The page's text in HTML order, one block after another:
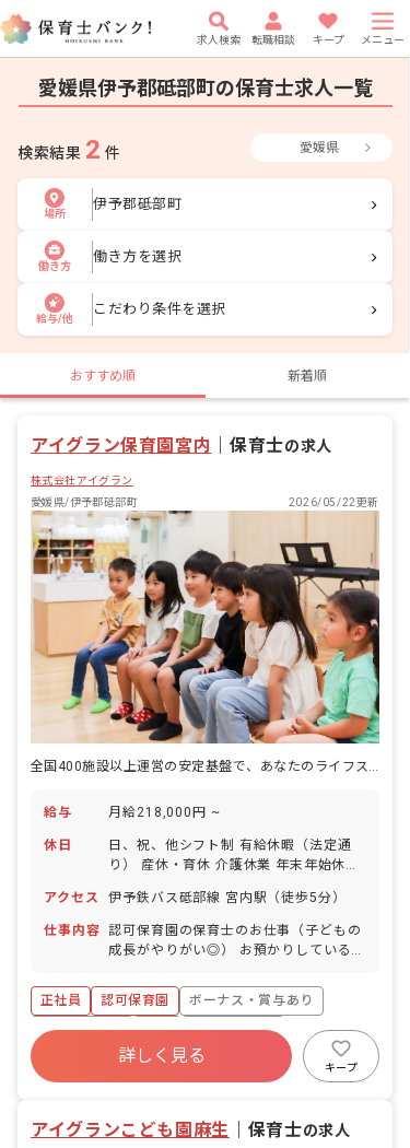
求人検索 転職相談 キープ メニュー
愛媛県伊予郡砥部町の保育士求人一覧
検索結果 2 件 愛媛県
場所
伊予郡砥部町
働き方
働き方を選択
給与/他
こだわり条件を選択
おすすめ順 新着順
アイグラン保育園宮内 ｜保育士の求人
株式会社アイグラン
愛媛県/伊予郡砥部町
2026/05/22更新
全国400施設以上運営の安定基盤で、あなたのライフステージに寄り添う
給与 月給218,000円 ~
休日
日、祝、他シフト制 有給休暇（法定通
り） 産休・育休 介護休業 年末年始休暇
能性有
アクセス 伊予鉄バス砥部線 宮内駅（徒歩5分）
仕事内容 認可保育園の保育士のお仕事（子どもの
成長がやりがい◎） お預かりしている子
・食事・睡眠・排泄・清潔・衣類の着脱
等 ・集団生活を通じた社会性の装着 ・
行事の計画・実行、お知らせの作成
正社員 認可保育園
ボーナス・賞与あり
社会保険完備
有給
福利厚生充実
昇給昇進あり
産休育休制度
詳しく見る
キープ
アイグランこども園麻生 保育士の求人